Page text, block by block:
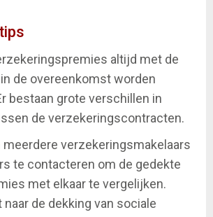
altijd met de
de overeenkomst worden
bestaan grote verschillen in
de verzekeringscontracten.
meerdere verzekeringsmakelaars
te contacteren om de gedekte
met elkaar te vergelijken.
naar de dekking van sociale